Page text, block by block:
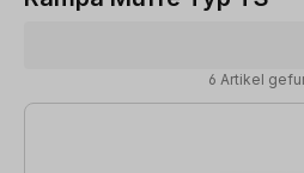
6 Artikel
6 Artikel gefunden